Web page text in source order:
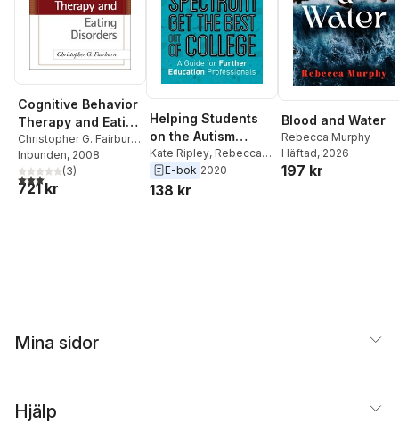
Cognitive Behavior
Therapy and Eating
Disorders
Christopher G. Fairburn ,
Zafra Cooper,Roz
Shafran,Rebecca
Murphy,
Inbunden, 2008
3,0utav 5 stjärnor. Totalt antal röster:
(3)
721 kr
Helping Students
on the Autism
Spectrum Get the
Best Out of College
Kate Ripley, Rebecca
Murphy
E-bok 2020
138 kr
Blood and Water
Rebecca Murphy
Häftad, 2026
197 kr
Mina sidor
Hjälp